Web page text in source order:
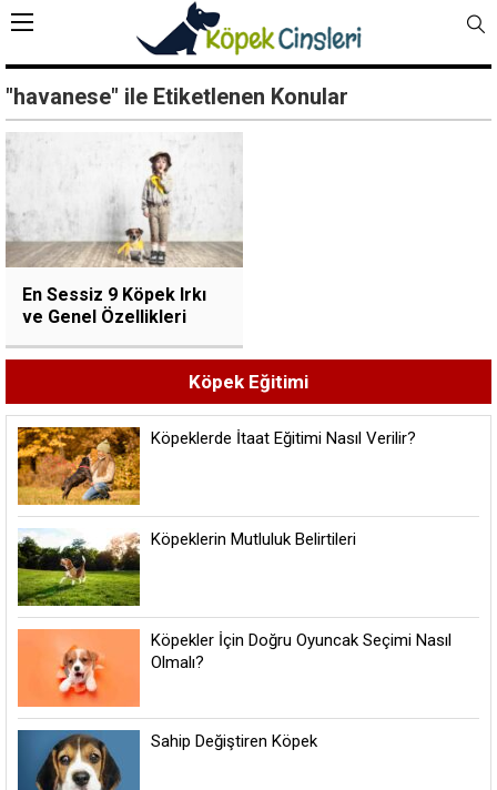
"havanese" ile Etiketlenen Konular
En Sessiz 9 Köpek Irkı
ve Genel Özellikleri
Köpek Eğitimi
Köpeklerde İtaat Eğitimi Nasıl Verilir?
Köpeklerin Mutluluk Belirtileri
Köpekler İçin Doğru Oyuncak Seçimi Nasıl
Olmalı?
Sahip Değiştiren Köpek